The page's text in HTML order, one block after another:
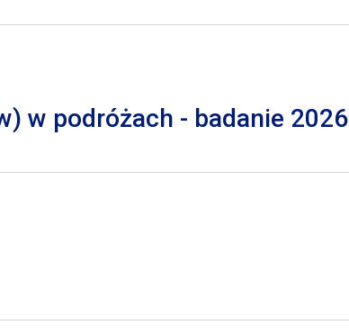
w podróżach - badanie 2026